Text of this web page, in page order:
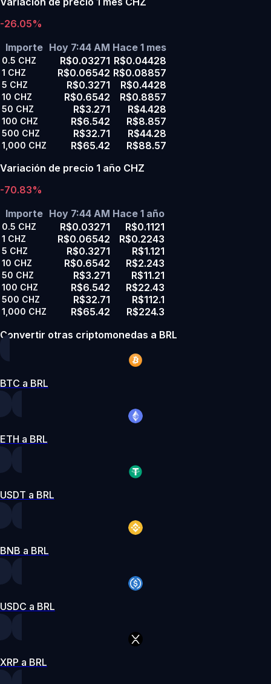
-26.05%
Importe Hoy 7:44 AM Hace 1 mes
0.5 CHZ R$0.03271 R$0.04428
1 CHZ R$0.06542 R$0.08857
5 CHZ R$0.3271 R$0.4428
10 CHZ R$0.6542 R$0.8857
50 CHZ R$3.271 R$4.428
100 CHZ R$6.542 R$8.857
500 CHZ R$32.71 R$44.28
1,000 CHZ R$65.42
R$88.57
Variación de precio 1 año CHZ
-70.83%
Importe Hoy 7:44 AM Hace 1 año
0.5 CHZ R$0.03271 R$0.1121
1 CHZ R$0.06542 R$0.2243
5 CHZ R$0.3271 R$1.121
10 CHZ R$0.6542 R$2.243
50 CHZ R$3.271 R$11.21
100 CHZ R$6.542 R$22.43
500 CHZ R$32.71 R$112.1
1,000 CHZ R$65.42
R$224.3
Convertir otras criptomonedas a BRL
BTC a BRL
ETH a BRL
USDT a BRL
BNB a BRL
USDC a BRL
XRP a BRL